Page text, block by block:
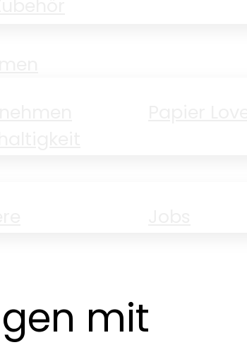
mit